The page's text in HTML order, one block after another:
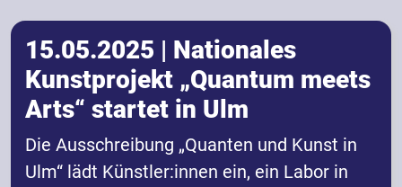
15.05.2025 | Nationales
Kunstprojekt „Quantum meets
Arts“ startet in Ulm
Die Ausschreibung „Quanten und Kunst in
Ulm“ lädt Künstler:innen ein, ein Labor in